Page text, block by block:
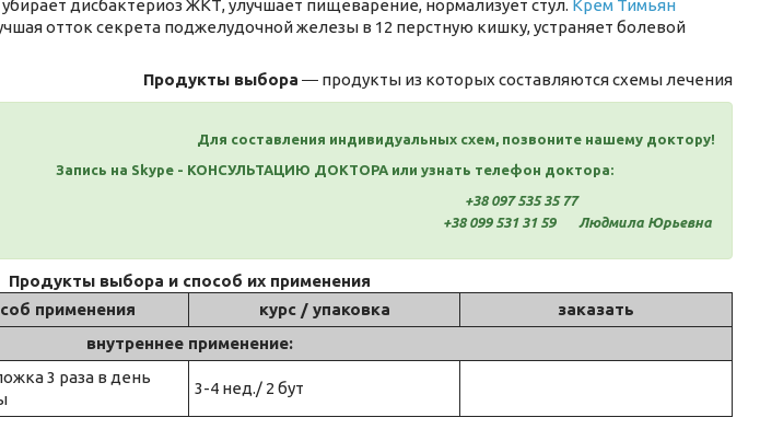
убирает дисбактериоз ЖКТ, улучшает пищеварение, нормализует стул. Крем Тимьян
отток секрета поджелудочной железы в 12 перстную кишку, устраняет болевой
Продукты выбора ― продукты из которых составляются схемы лечения
Для составления индивидуальных схем, позвоните нашему доктору!
Запись на Skype - КОНСУЛЬТАЦИЮ ДОКТОРА или узнать телефон доктора:
+38 097 535 35 77
+38 099 531 31 59 Людмила Юрьевна
Продукты выбора и способ их применения
применения курс / упаковка
заказать
внутреннее применение:
3 раза в день
3-4 нед./ 2 бут